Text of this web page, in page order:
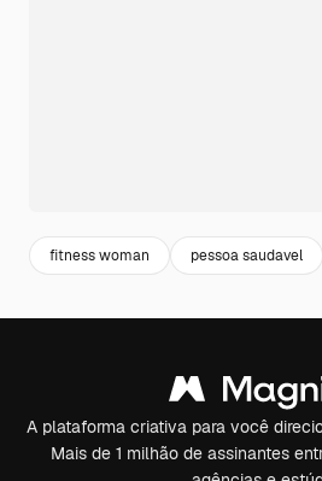
fitness woman pessoa saudavel
A plataforma criativa para você
Mais de 1 milhão de assinantes